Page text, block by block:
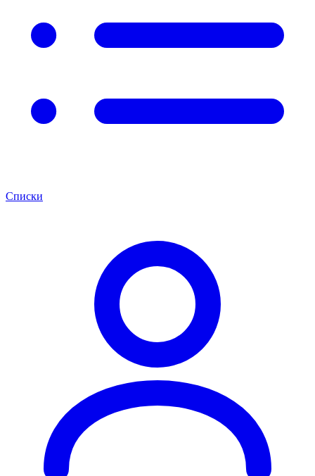
Списки